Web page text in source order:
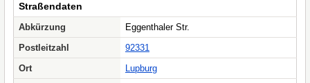
Straßendaten
Abkürzung
Eggenthaler Str.
Postleitzahl
92331
Ort
Lupburg